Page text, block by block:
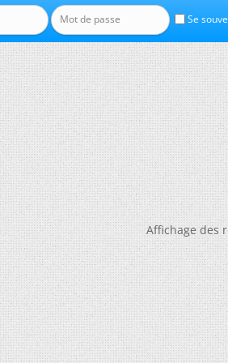
Se
Affichage des